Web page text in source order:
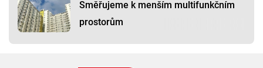
Směřujeme k menším multifunkčním
prostorům